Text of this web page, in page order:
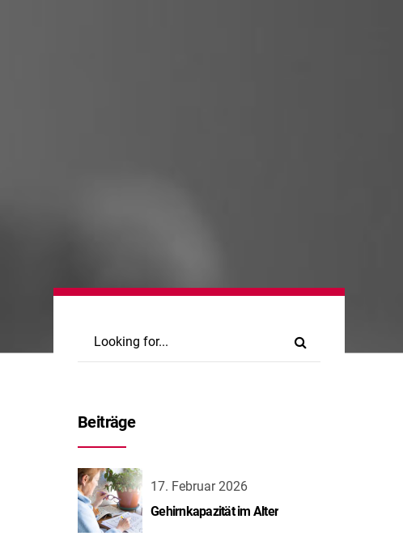
Beiträge
17. Februar 2026
Gehirnkapazität im Alter